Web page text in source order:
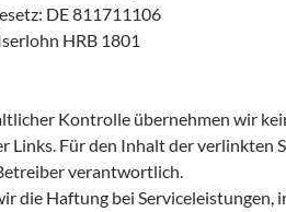
DE 811711106
HRB 1801
Kontrolle übernehmen wir
Links. Für den Inhalt der verlinkten
verantwortlich.
die Haftung bei Serviceleistungen,